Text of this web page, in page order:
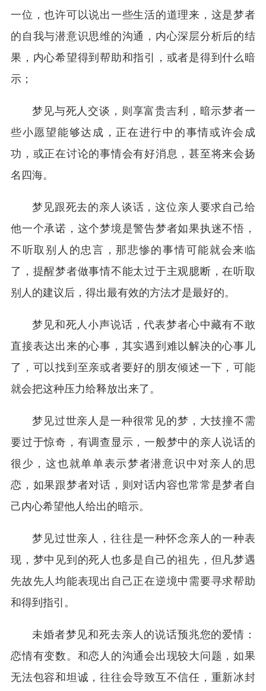
一位，也许可以说出一些生活的道理来，这是梦者
的自我与潜意识思维的沟通，内心深层分析后的结
果，内心希望得到帮助和指引，或者是得到什么暗
示；
梦见与死人交谈，则享富贵吉利，暗示梦者一
些小愿望能够达成，正在进行中的事情或许会成
功，或正在讨论的事情会有好消息，甚至将来会扬
名四海。
梦见跟死去的亲人谈话，这位亲人要求自己给
他一个承诺，这个梦境是警告梦者如果执迷不悟，
不听取别人的忠言，那悲惨的事情可能就会来临
了，提醒梦者做事情不能太过于主观臆断，在听取
别人的建议后，得出最有效的方法才是最好的。
梦见和死人小声说话，代表梦者心中藏有不敢
直接表达出来的心事，其实遇到难以解决的心事儿
了，可以找到至亲或者要好的朋友倾述一下，可能
就会把这种压力给释放出来了。
梦见过世亲人是一种很常见的梦，大技撞不需
要过于惊奇，有调查显示，一般梦中的亲人说话的
很少，这也就单单表示梦者潜意识中对亲人的思
恋，如果跟梦者对话，则对话内容也常常是梦者自
己内心希望他人给出的暗示。
梦见过世亲人，往往是一种怀念亲人的一种表
现，梦中见到的死人也多是自己的祖先，但凡梦遇
先故先人均能表现出自己正在逆境中需要寻求帮助
和得到指引。
未婚者梦见和死去亲人的说话预兆您的爱情：
恋情有变数。和恋人的沟通会出现较大问题，如果
无法包容和坦诚，往往会导致互不信任，重新冰封